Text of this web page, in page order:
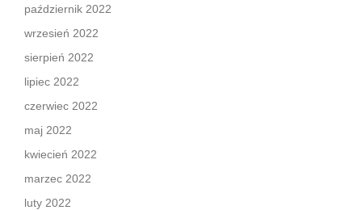
październik 2022
wrzesień 2022
sierpień 2022
lipiec 2022
czerwiec 2022
maj 2022
kwiecień 2022
marzec 2022
luty 2022